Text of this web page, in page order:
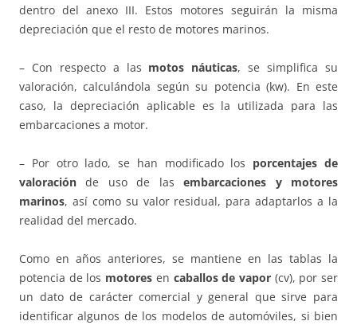
dentro del anexo III. Estos motores seguirán la misma
depreciación que el resto de motores marinos.
– Con respecto a las motos náuticas, se simplifica su
valoración, calculándola según su potencia (kw). En este
caso, la depreciación aplicable es la utilizada para las
embarcaciones a motor.
– Por otro lado, se han modificado los porcentajes de
valoración de uso de lasembarcaciones y motores
marinos, así como su valor residual, para adaptarlos a la
realidad del mercado.
Como en años anteriores, se mantiene en las tablas la
potencia de los motores en caballos de vapor(cv), por ser
un dato de carácter comercial y general que sirve para
identificar algunos de los modelos de automóviles, si bien